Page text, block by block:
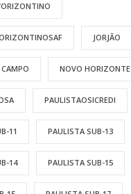
JORJÃO
NOVO HORIZONTE
PAULISTAOSICREDI
11 PAULISTA SUB-13
14 PAULISTA SUB-15